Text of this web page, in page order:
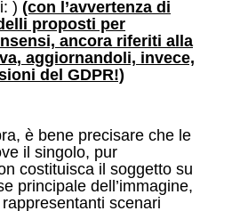
) (con l’avvertenza di
proposti per
ancora riferiti alla
aggiornandoli, invece,
del GDPR!)
è bene precisare che le
il singolo, pur
costituisca il soggetto su
principale dell’immagine,
scenari